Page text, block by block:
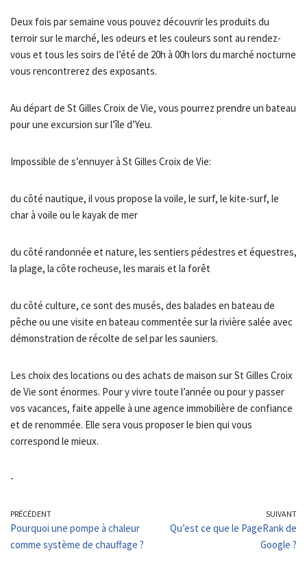
Deux fois par semaine vous pouvez découvrir les produits du
terroir sur le marché, les odeurs et les couleurs sont au rendez-
vous et tous les soirs de l’été de 20h à 00h lors du marché nocturne
vous rencontrerez des exposants.
Au départ de St Gilles Croix de Vie, vous pourrez prendre un bateau
pour une excursion sur l’île d’Yeu.
Impossible de s’ennuyer à St Gilles Croix de Vie:
du côté nautique, il vous propose la voile, le surf, le kite-surf, le
char à voile ou le kayak de mer
du côté randonnée et nature, les sentiers pédestres et équestres,
la plage, la côte rocheuse, les marais et la forêt
du côté culture, ce sont des musés, des balades en bateau de
pêche ou une visite en bateau commentée sur la rivière salée avec
démonstration de récolte de sel par les sauniers.
Les choix des locations ou des achats de maison sur St Gilles Croix
de Vie sont énormes. Pour y vivre toute l’année ou pour y passer
vos vacances, faite appelle à une agence immobilière de confiance
et de renommée. Elle sera vous proposer le bien qui vous
correspond le mieux.
-
PRÉCÉDENT
Pourquoi une pompe à chaleur
comme système de chauffage ?
SUIVANT
Qu’est ce que le PageRank de
Google ?